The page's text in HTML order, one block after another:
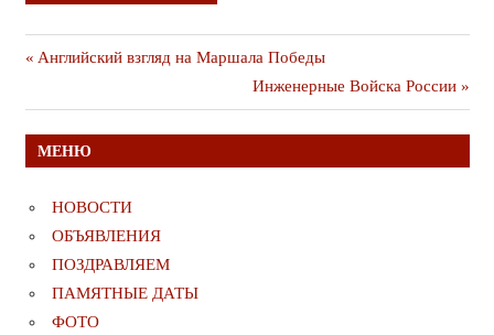
Навигация
по
записям
Предыдущая
Английский взгляд на Маршала Победы
Следующая
публикация
Инженерные Войска России
МЕНЮ
НОВОСТИ
ОБЪЯВЛЕНИЯ
ПОЗДРАВЛЯЕМ
ПАМЯТНЫЕ ДАТЫ
ФОТО